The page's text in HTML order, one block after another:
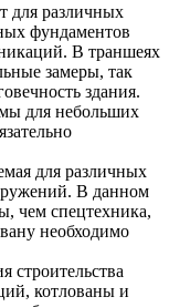
для различных
фундаментов
В траншеях
замеры, так
здания.
для небольших
для различных
В данном
чем спецтехника,
необходимо
строительства
котлованы и